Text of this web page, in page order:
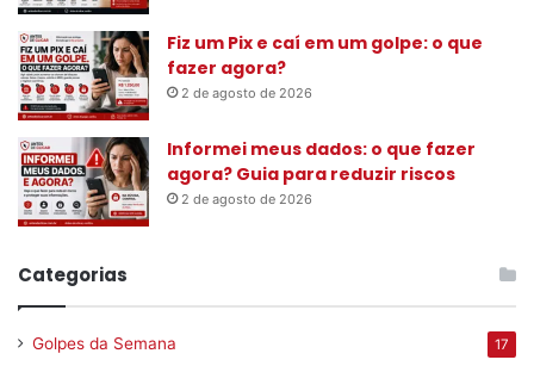
Fiz um Pix e caí em um golpe: o que
fazer agora?
2 de agosto de 2026
Informei meus dados: o que fazer
agora? Guia para reduzir riscos
2 de agosto de 2026
Categorias
Golpes da Semana 17